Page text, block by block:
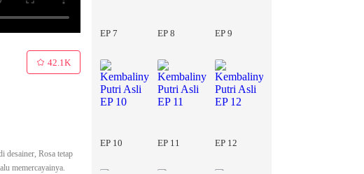
42.1K
desainer, Rosa tetap
memercayainya.
EP 7 EP 8 EP 9
EP 10 EP 11 EP 12